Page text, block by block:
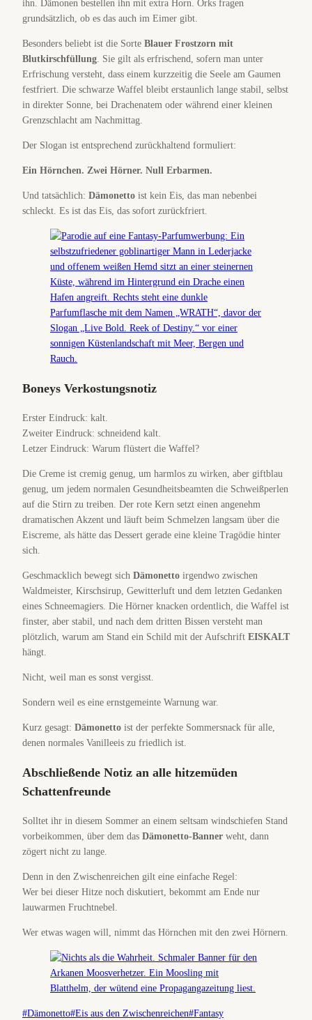
ihn. Dämonen bestellen ihn mit extra Horn. Orks fragen
grundsätzlich, ob es das auch im Eimer gibt.
Besonders beliebt ist die Sorte Blauer Frostzorn mit
Blutkirschfüllung. Sie gilt als erfrischend, sofern man unter
Erfrischung versteht, dass einem kurzzeitig die Seele am Gaumen
festfriert. Die schwarze Waffel bleibt erstaunlich lange stabil, selbst
in direkter Sonne, bei Drachenatem oder während einer kleinen
Grenzschlacht am Nachmittag.
Der Slogan ist entsprechend zurückhaltend formuliert:
Ein Hörnchen. Zwei Hörner. Null Erbarmen.
Und tatsächlich: Dämonetto ist kein Eis, das man nebenbei
schleckt. Es ist das Eis, das sofort zurückfriert.
Boneys Verkostungsnotiz
Erster Eindruck: kalt.
Zweiter Eindruck: schneidend kalt.
Letzer Eindruck: Warum flüstert die Waffel?
Die Creme ist cremig genug, um harmlos zu wirken, aber giftblau
genug, um jedem normalen Gesundheitsbeamten die Schweißperlen
auf die Stirn zu treiben. Der rote Kern setzt einen angenehm
dramatischen Akzent und läuft beim Schmelzen langsam über die
Eiscreme, als hätte das Dessert gerade eine kleine Tragödie hinter
sich.
Geschmacklich bewegt sich Dämonetto irgendwo zwischen
Waldmeister, Kirschsirup, Gewitterluft und dem letzten Gedanken
eines Schneemagiers. Die Hörner knacken ordentlich, die Waffel ist
finster, aber stabil, und nach dem dritten Bissen versteht man
plötzlich, warum am Stand ein Schild mit der Aufschrift EISKALT
hängt.
Nicht, weil man es sonst vergisst.
Sondern weil es eine ernstgemeinte Warnung war.
Kurz gesagt: Dämonetto ist der perfekte Sommersnack für alle,
denen normales Vanilleeis zu friedlich ist.
Abschließende Notiz an alle hitzemüden
Schattenfreunde
Solltet ihr in diesem Sommer an einem seltsam windschiefen Stand
vorbeikommen, über dem das Dämonetto-Banner weht, dann
zögert nicht zu lange.
Denn in den Zwischenreichen gilt eine einfache Regel:
Wer bei dieser Hitze noch diskutiert, bekommt am Ende nur
lauwarmen Fruchtnebel.
Wer etwas wagen will, nimmt das Hörnchen mit den zwei Hörnern.
Schlagworte:
#Dämonetto#Eis aus den Zwischenreichen#Fantasy